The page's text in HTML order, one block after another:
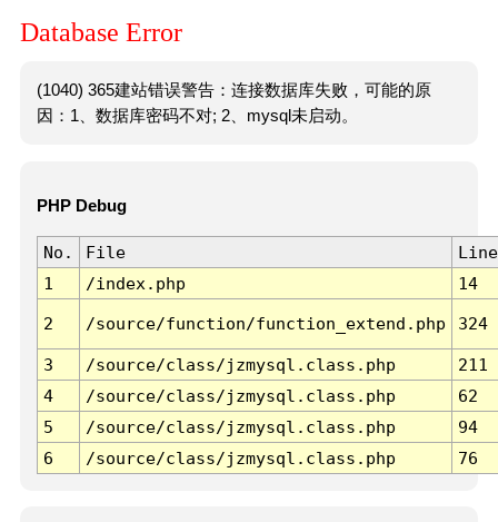
Database Error
(1040) 365建站错误警告：连接数据库失败，可能的原
因：1、数据库密码不对; 2、mysql未启动。
PHP Debug
No. File
Line
1
/index.php 14
2 /source/function/function_extend.php 324
3 /source/class/jzmysql.class.php
211
4
/source/class/jzmysql.class.php
62
5
/source/class/jzmysql.class.php
94
6
/source/class/jzmysql.class.php 76